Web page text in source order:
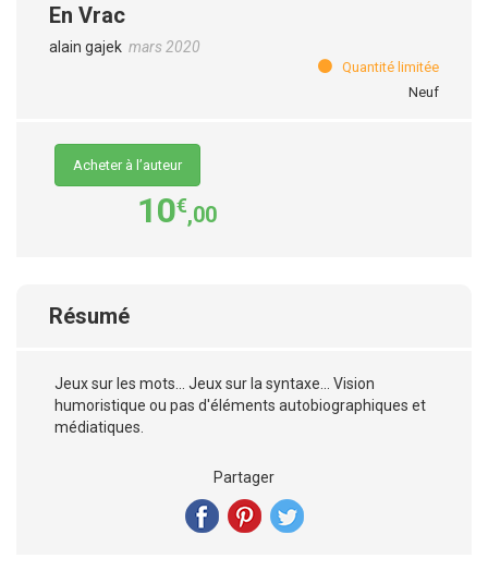
En Vrac
alain gajek mars 2020
Quantité limitée
Neuf
Acheter à l’auteur
10€,00
Résumé
Jeux sur les mots... Jeux sur la syntaxe... Vision
humoristique ou pas d'éléments autobiographiques et
médiatiques.
Partager